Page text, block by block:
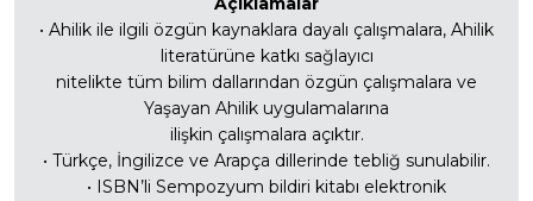
• Ahilik ile ilgili özgün kaynaklara dayalı çalışmalara, Ahilik
literatürüne katkı sağlayıcı
nitelikte tüm bilim dallarından özgün çalışmalara ve
Yaşayan Ahilik uygulamalarına
ilişkin çalışmalara açıktır.
• Türkçe, İngilizce ve Arapça dillerinde tebliğ sunulabilir.
• ISBN’li Sempozyum bildiri kitabı elektronik